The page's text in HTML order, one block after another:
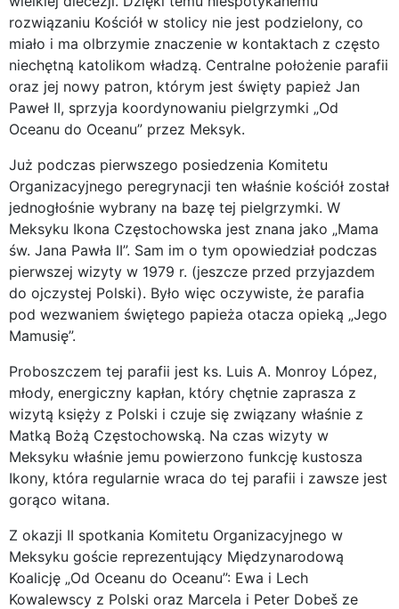
rozwiązaniu Kościół w stolicy nie jest podzielony, co
miało i ma olbrzymie znaczenie w kontaktach z często
niechętną katolikom władzą. Centralne położenie parafii
oraz jej nowy patron, którym jest święty papież Jan
Paweł II, sprzyja koordynowaniu pielgrzymki „Od
Oceanu do Oceanu” przez Meksyk.
Już podczas pierwszego posiedzenia Komitetu
Organizacyjnego peregrynacji ten właśnie kościół został
jednogłośnie wybrany na bazę tej pielgrzymki. W
Meksyku Ikona Częstochowska jest znana jako „Mama
św. Jana Pawła II”. Sam im o tym opowiedział podczas
pierwszej wizyty w 1979 r. (jeszcze przed przyjazdem
do ojczystej Polski). Było więc oczywiste, że parafia
pod wezwaniem świętego papieża otacza opieką „Jego
Mamusię”.
Proboszczem tej parafii jest ks. Luis A. Monroy López,
młody, energiczny kapłan, który chętnie zaprasza z
wizytą księży z Polski i czuje się związany właśnie z
Matką Bożą Częstochowską. Na czas wizyty w
Meksyku właśnie jemu powierzono funkcję kustosza
Ikony, która regularnie wraca do tej parafii i zawsze jest
gorąco witana.
Z okazji II spotkania Komitetu Organizacyjnego w
Meksyku goście reprezentujący Międzynarodową
Koalicję „Od Oceanu do Oceanu”: Ewa i Lech
Kowalewscy z Polski oraz Marcela i Peter Dobeš ze